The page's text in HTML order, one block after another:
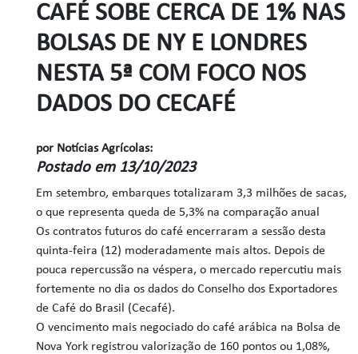
CAFÉ SOBE CERCA DE 1% NAS
BOLSAS DE NY E LONDRES
NESTA 5ª COM FOCO NOS
DADOS DO CECAFÉ
por Notícias Agrícolas:
Postado em 13/10/2023
Em setembro, embarques totalizaram 3,3 milhões de sacas,
o que representa queda de 5,3% na comparação anual
Os contratos futuros do café encerraram a sessão desta
quinta-feira (12) moderadamente mais altos. Depois de
pouca repercussão na véspera, o mercado repercutiu mais
fortemente no dia os dados do Conselho dos Exportadores
de Café do Brasil (Cecafé).
O vencimento mais negociado do café arábica na Bolsa de
Nova York registrou valorização de 160 pontos ou 1,08%,